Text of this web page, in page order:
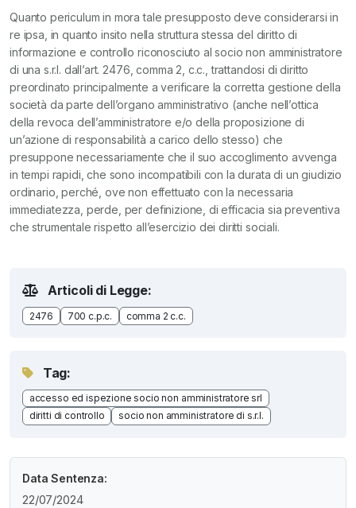
Quanto periculum in mora tale presupposto deve considerarsi in
re ipsa, in quanto insito nella struttura stessa del diritto di
informazione e controllo riconosciuto al socio non amministratore
di una s.r.l. dall’art. 2476, comma 2, c.c., trattandosi di diritto
preordinato principalmente a verificare la corretta gestione della
società da parte dell’organo amministrativo (anche nell’ottica
della revoca dell’amministratore e/o della proposizione di
un’azione di responsabilità a carico dello stesso) che
presuppone necessariamente che il suo accoglimento avvenga
in tempi rapidi, che sono incompatibili con la durata di un giudizio
ordinario, perché, ove non effettuato con la necessaria
immediatezza, perde, per definizione, di efficacia sia preventiva
che strumentale rispetto all’esercizio dei diritti sociali.
Articoli di Legge:
2476 700 c.p.c. comma 2 c.c.
Tag:
accesso ed ispezione socio non amministratore srl
diritti di controllo
socio non amministratore di s.r.l.
Data Sentenza:
22/07/2024